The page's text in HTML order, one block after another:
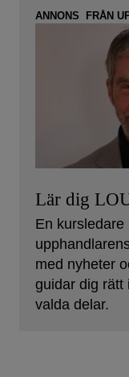
ANNONS FRÅN
Lär dig
En
med nyheter
guidar dig rätt
valda delar.